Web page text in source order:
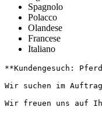
Spagnolo
Polacco
Olandese
Francese
Italiano
**Kundengesuch:
Wir suchen im
Wir freuen uns auf